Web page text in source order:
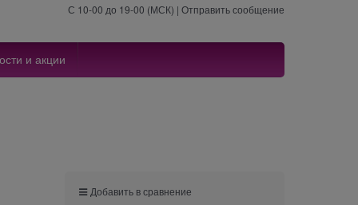
С 10-00 до 19-00 (МСК) | Отправить сообщение
и акции
Добавить в сравнение